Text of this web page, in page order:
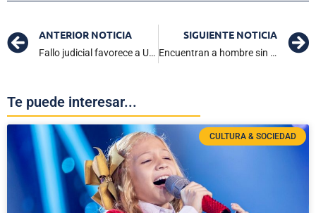
ANTERIOR NOTICIA
Fallo judicial favorece a UNGRD: Rechazan tutela de Sneyder Pinilla
SIGUIENTE NOTICIA
Encuentran a hombre sin vida en la Troncal del Caribe cerca del río Toribio en Ciénaga
Te puede interesar...
CULTURA & SOCIEDAD